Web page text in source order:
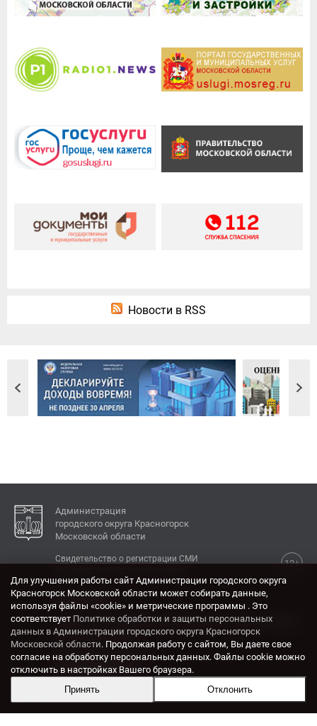
Новости в RSS
Администрация
городского округа Красногорск
Московской области
12+
Свидетельство о регистрации СМИ
КОНТАКТЫ
Адрес: 143404, Московская область, г. Красногорск,
ул. Ленина, дом 4.
Электронная почта:
krasrn@mosreg.ru
Разработка и поддержка сайта ADN
Для улучшения работы сайт Администрации городского округа
Красногорск Московской области может собирать данные,
используя файлы «cookie» и метрические программы . Это
соответствует Политике обработки и защиты персональных
данных в Администрации городского округа Красногорск
Московской области. Продолжая работу с сайтом, Вы даете свое
согласие на обработку персональных данных. Файлы cookie можно
отключить в настройках Вашего браузера.
Принять
Отклонить